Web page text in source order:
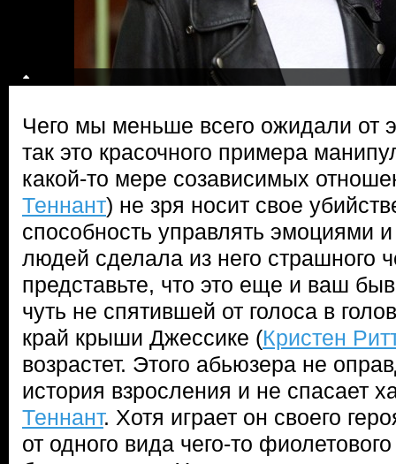
Чего мы меньше всего ожидали от
так это красочного примера
какой-то мере созависимых
Теннант) не зря носит свое
способность управлять эмоциями
людей сделала из него страшного
представьте, что это еще и ваш
чуть не спятившей от голоса в
край крыши Джессике (Кристен
возрастет. Этого абьюзера не
история взросления и не спасает
Теннант. Хотя играет он своего
от одного вида чего-то